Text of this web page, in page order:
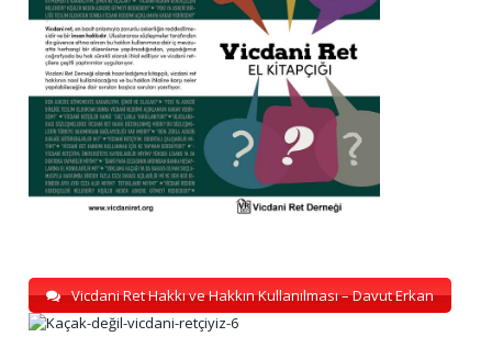
Vicdani Ret Hakkı ve Hakkın Kullanılması – Davut Erkan